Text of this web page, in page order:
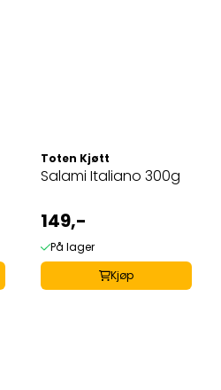
Toten Kjøtt
Salami Italiano 300g
149,-
På lager
Kjøp